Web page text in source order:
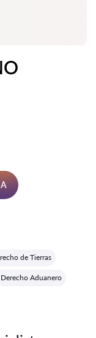
de Tierras
Derecho Aduanero